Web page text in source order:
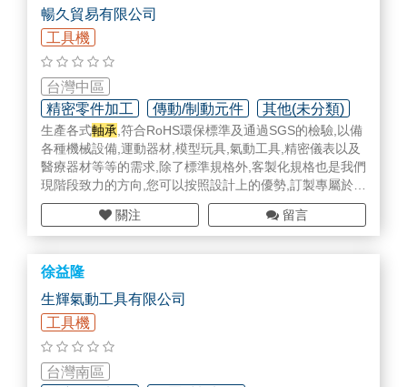
現在主要專攻人造花崗岩的開發，這是台灣要發展高性能
機台現在應該專注的重點，而不是一昧的跟大陸競爭成
本，最後失去競爭力。我們合作二十多年的供應商在歐美
及韓國擁有許多客戶，如DMG、CHIRON、西門子、GLE
ASON、HAWEMA、SCHAEFFLER、三星、LG、現代、
斗山...等。
目前有特別開發硬脆材加工用的機台，系統整合的是人造
花崗岩加上台灣超音波主軸，已有許多產品加工經驗。這
個是生醫、半導體、國防、手機的需求趨勢。歡迎有興趣
了解的廠商與我聯繫。
暢久貿易有限公司
工具機
台灣中區
精密零件加工
傳動/制動元件 其他(未分類)
生產各式軸承,符合RoHS環保標準及通過SGS的檢驗,以備
各種機械設備,運動器材,模型玩具,氣動工具,精密儀表以及
醫療器材等等的需求,除了標準規格外,客製化規格也是我們
現階段致力的方向,您可以按照設計上的優勢,訂製專屬於您
的尺寸。
關注
留言
徐益隆
生輝氣動工具有限公司
工具機
台灣南區